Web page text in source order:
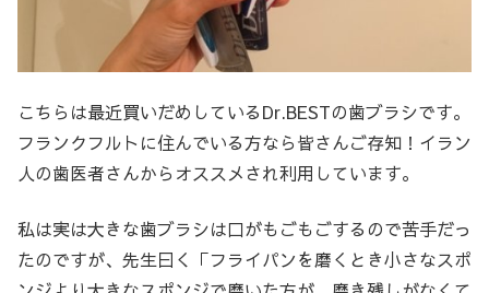
こちらは最近買いだめしているDr.BESTの歯ブラシです。
フランクフルトに住んでいる方なら皆さんご存知！イラン
人の歯医者さんからオススメされ利用しています。
私は実は大きな歯ブラシは口がもごもごするので苦手だっ
たのですが、先生曰く「フライパンを磨くとき小さなスポ